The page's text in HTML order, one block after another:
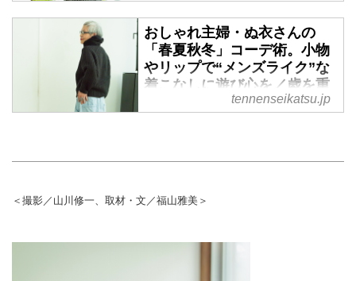
おしゃれは心のビタミン！ 別冊
天然生活『歳を重ねて楽しむ暮ら
しvol.3』より、主婦・ぬ衣さんの
クローゼットを紹介します。今回
は、少ないアイテムを工夫し、ア
ローゼット計画を伺いました。
む暮らしvol.3』掲載）
おしゃれ主婦・ぬ衣さんの
「春夏秋冬」コーデ術。小物
やリップで“メンズライク”な
着こなしに遊び心を／歳を重
ねて楽しむ暮らし - 天然生活
天然生活『歳を重ねて楽しむ暮ら
クローゼットを紹介します。今回
tennenseikatsu.jp
＜撮影／山川修一、取材・文／福山雅美＞